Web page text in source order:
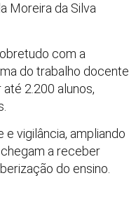
Moreira da Silva
com a
do trabalho docente.
2.200 alunos,
vigilância, ampliando
a receber
do ensino.